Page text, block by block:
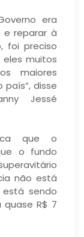
era
e reparar à
foi preciso
muitos
maiores
disse
Jessé
que o
o fundo
não está
sendo
R$ 7